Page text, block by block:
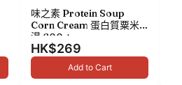
味之素 Protein Soup
Corn Cream 蛋白質粟米
湯 600g
HK$269
Add to Cart